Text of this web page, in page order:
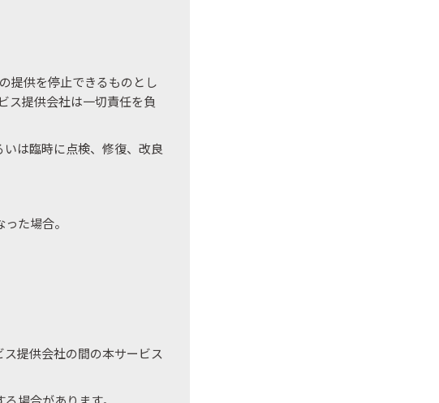
提供を停止できるものとし
ス提供会社は一切責任を負
いは臨時に点検、修復、改良
た場合。
提供会社の間の本サービス